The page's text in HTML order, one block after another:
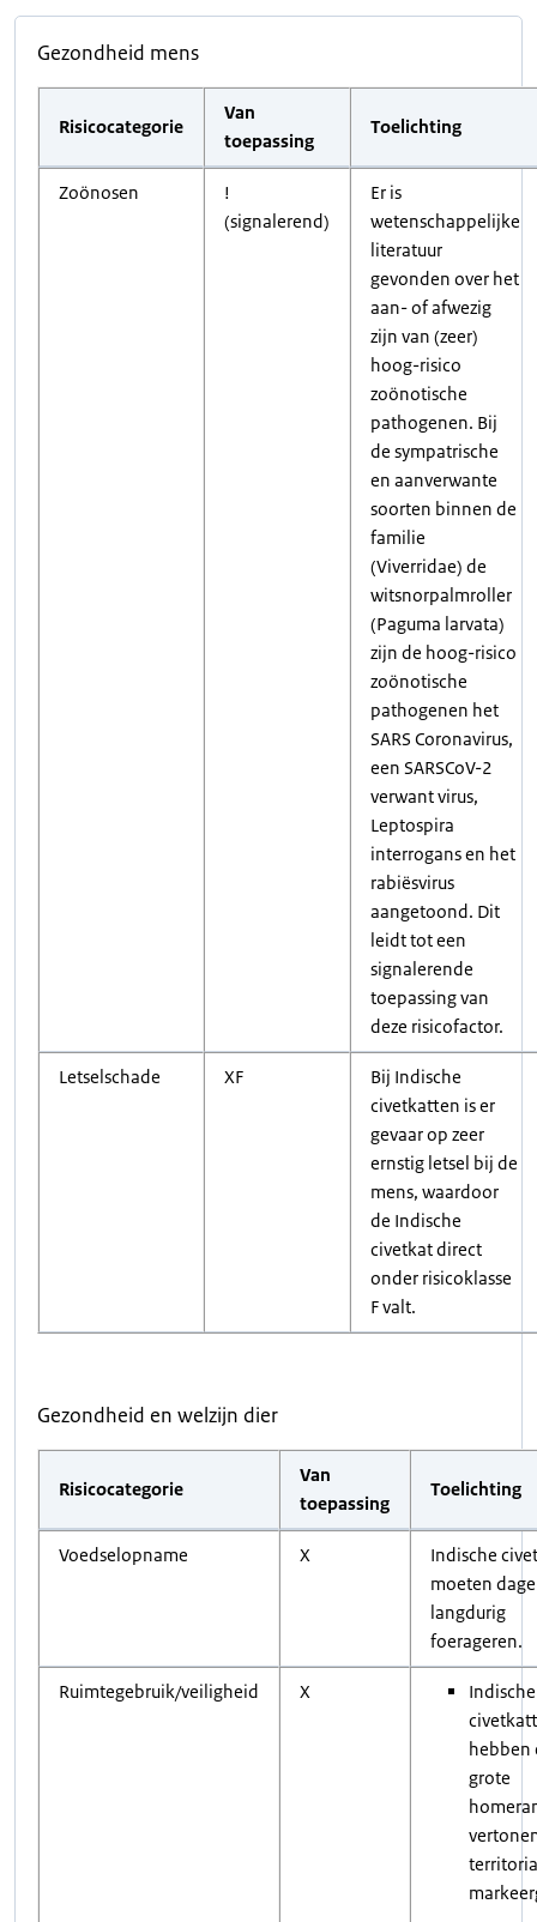
Gezondheid mens
Risicocategorie
Van
toepassing
Toelichting
Zoönosen
!
(signalerend)
Er is
wetenschappelijke
literatuur
gevonden over het
aan- of afwezig
zijn van (zeer)
hoog-risico
zoönotische
pathogenen. Bij
de sympatrische
en aanverwante
soorten binnen de
familie
(Viverridae) de
witsnorpalmroller
(Paguma larvata)
zijn de hoog-risico
zoönotische
pathogenen het
SARS Coronavirus,
een SARSCoV-2
verwant virus,
Leptospira
interrogans en het
rabiësvirus
aangetoond. Dit
leidt tot een
signalerende
toepassing van
deze risicofactor.
Letselschade XF
Bij Indische
civetkatten is er
gevaar op zeer
ernstig letsel bij de
mens, waardoor
de Indische
civetkat direct
onder risicoklasse
F valt.
Gezondheid en welzijn dier
Risicocategorie
Van
toepassing
Toelichting
Voedselopname X
Indische
moeten
langdurig
foerageren.
Ruimtegebruik/veiligheid X
Indische
hebben
grote